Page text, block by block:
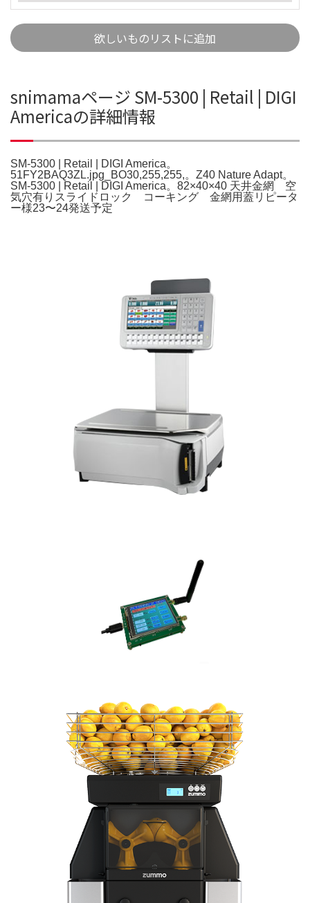
欲しいものリストに追加
snimamaページ SM-5300 | Retail | DIGI
Americaの詳細情報
SM-5300 | Retail | DIGI America。
51FY2BAQ3ZL.jpg_BO30,255,255,。Z40 Nature Adapt。
SM-5300 | Retail | DIGI America。82×40×40 天井金網 空
気穴有りスライドロック コーキング 金網用蓋リピータ
ー様23〜24発送予定